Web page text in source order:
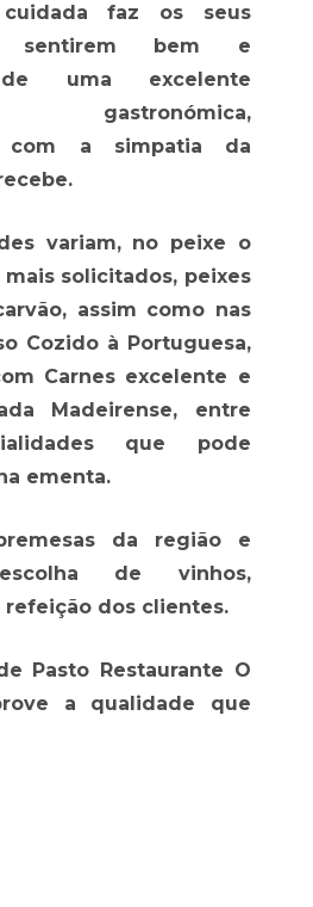
faz os seus
sentirem bem e
uma excelente
gastronómica,
com a simpatia da
variam, no peixe o
mais solicitados, peixes
assim como nas
Cozido à Portuguesa,
Carnes excelente e
Madeirense, entre
que pode
ementa.
da região e
de vinhos,
refeição dos clientes.
Pasto Restaurante O
a qualidade que